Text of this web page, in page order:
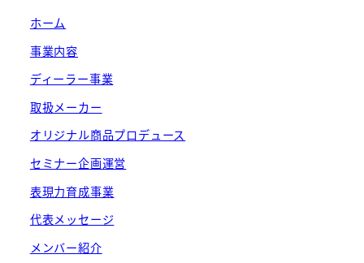
ホーム
事業内容
ディーラー事業
取扱メーカー
オリジナル商品プロデュース
セミナー企画運営
表現力育成事業
代表メッセージ
メンバー紹介